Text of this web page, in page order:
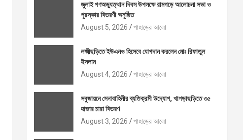
জুলাই গণঅভ্যুত্থান দিবস উপলক্ষে রামগড়ে আলোচনা সভা ও
পুরস্কার বিতরণী অনুষ্ঠিত
August 5, 2026
পাহাড়ের আলো
লক্ষ্মীছড়িতে ইউএনও হিসেবে যোগদান করলেন মোঃ রিফাতুল
ইসলাম
August 4, 2026
পাহাড়ের আলো
সবুজায়নে সেনাবাহিনীর ব্যতিক্রমী উদ্যোগ, খাগড়াছড়িতে ৩৫
হাজার চারা বিতরণ
August 3, 2026
পাহাড়ের আলো